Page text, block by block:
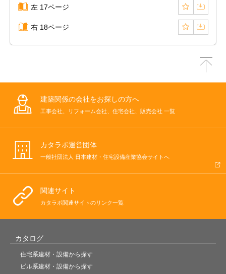
左 17ページ
右 18ページ
建築関係の会社をお探しの方へ
工事会社、リフォーム会社、住宅会社、販売会社 一覧
カタラボ運営団体
一般社団法人 日本建材・住宅設備産業協会サイトへ
関連サイト
カタラボ関連サイトのリンク一覧
カタログ
住宅系建材・設備から探す
ビル系建材・設備から探す